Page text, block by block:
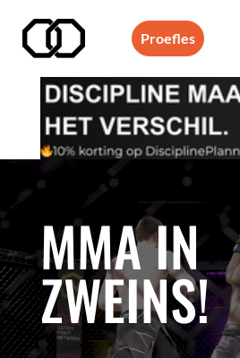
Proefles
MMA IN
ZWEINS!